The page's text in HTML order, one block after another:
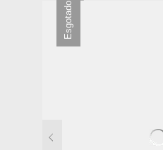
Esgotado